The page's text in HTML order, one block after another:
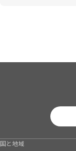
国と地域